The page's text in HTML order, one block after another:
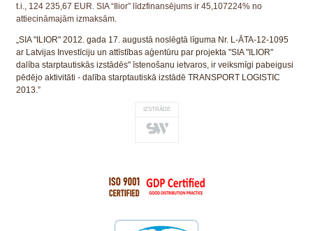
t.i., 124 235,67 EUR. SIA “Ilior” līdzfinansējums ir 45,107224% no
attiecināmajām izmaksām.
„SIA "ILIOR" 2012. gada 17. augustā noslēgtā līguma Nr. L-ĀTA-12-1095
ar Latvijas Investīciju un attīstības aģentūru par projekta "SIA "ILIOR"
dalība starptautiskās izstādēs" īstenošanu ietvaros, ir veiksmīgi pabeigusi
pēdējo aktivitāti - dalība starptautiskā izstādē TRANSPORT LOGISTIC
2013.”
IZSTRĀDE